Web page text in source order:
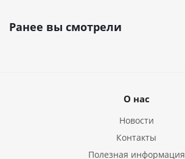
Ранее вы смотрели
О нас
Новости
Контакты
Полезная информация